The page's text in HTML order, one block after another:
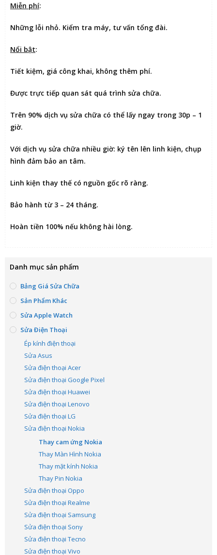
Miễn phí:
Những lỗi nhỏ. Kiểm tra máy, tư vấn tổng đài.
Nổi bật:
Tiết kiệm, giá công khai, không thêm phí.
Được trực tiếp quan sát quá trình sửa chữa.
Trên 90% dịch vụ sửa chữa có thể lấy ngay trong 30p – 1
giờ.
Với dịch vụ sửa chữa nhiều giờ: ký tên lên linh kiện, chụp
hình đảm bảo an tâm.
Linh kiện thay thế có nguồn gốc rõ ràng.
Bảo hành từ 3 – 24 tháng.
Hoàn tiền 100% nếu không hài lòng.
Danh mục sản phẩm
Bảng Giá Sửa Chữa
Sản Phẩm Khác
Sửa Apple Watch
Sửa Điện Thoại
Ép kính điện thoại
Sửa Asus
Sửa điện thoại Acer
Sửa điện thoại Google Pixel
Sửa điện thoại Huawei
Sửa điện thoại Lenovo
Sửa điện thoại LG
Sửa điện thoại Nokia
Thay cam ứng Nokia
Thay Màn Hình Nokia
Thay mặt kính Nokia
Thay Pin Nokia
Sửa điện thoại Oppo
Sửa điện thoại Realme
Sửa điện thoại Samsung
Sửa điện thoại Sony
Sửa điện thoại Tecno
Sửa điện thoại Vivo